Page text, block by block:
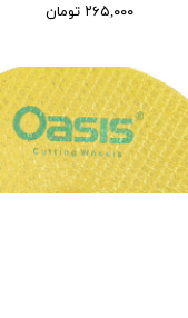
۲۶۵,۰۰۰ تومان